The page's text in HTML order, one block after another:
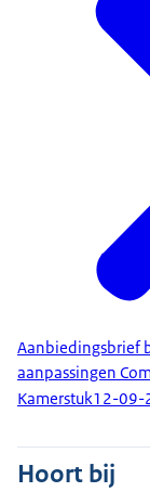
Aanbiedingsbrief
aanpassingen
Kamerstuk12-09-
Hoort bij